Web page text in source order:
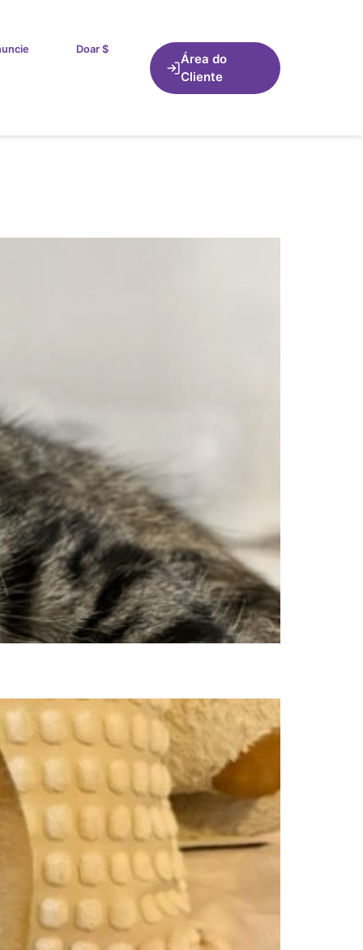
Doar $
Área do
Cliente